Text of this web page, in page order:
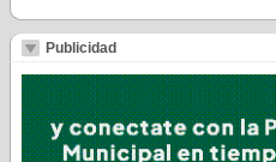
Publicidad